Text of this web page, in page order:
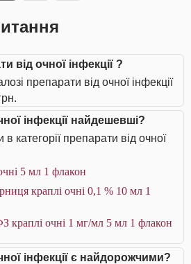
від очної інфекції ?
препарати від очної інфекції
інфекції найдешевші?
категорії препарати від очної
5 мл 1 флакон
краплі очні 0,1 % 10 мл 1
краплі очні 1 мг/мл 5 мл 1 флакон
інфекції є найдорожчими?